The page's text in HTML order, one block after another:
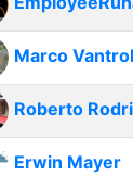
Marco
Roberto
Erwin Mayer